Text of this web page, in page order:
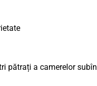
pătrați a camerelor